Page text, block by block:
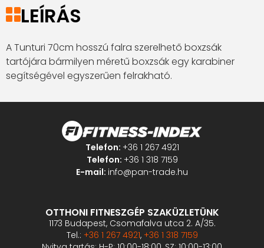
LEÍRÁS
A Tunturi 70cm hosszú falra szerelhető boxzsák
tartójára bármilyen méretű boxzsák egy karabiner
segítségével egyszerűen felrakható.
Telefon: +36 1 267 4921
Telefon: +36 1 318 7159
E-mail: info@pan-trade.hu
OTTHONI FITNESZGÉP SZAKÜZLETÜNK
1173 Budapest, Csomafalva utca 2. A/35.
Tel.: +36 1 267 4921, +36 1 318 7159